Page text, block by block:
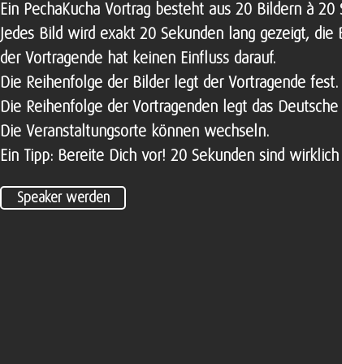
Ein PechaKucha Vortrag besteht aus 20 Bildern à 20
Jedes Bild wird exakt 20 Sekunden lang gezeigt,
der Vortragende hat keinen Einfluss darauf.
Die Reihenfolge der Bilder legt der Vortragende fest.
Die Reihenfolge der Vortragenden legt das
Die Veranstaltungsorte können wechseln.
Ein Tipp: Bereite Dich vor! 20 Sekunden sind
Speaker werden